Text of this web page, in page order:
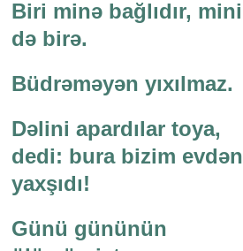
Biri minə bağlıdır, mini
də birə.
Büdrəməyən yıxılmaz.
Dəlini apardılar toya,
dedi: bura bizim evdən
yaxşıdı!
Günü gününün